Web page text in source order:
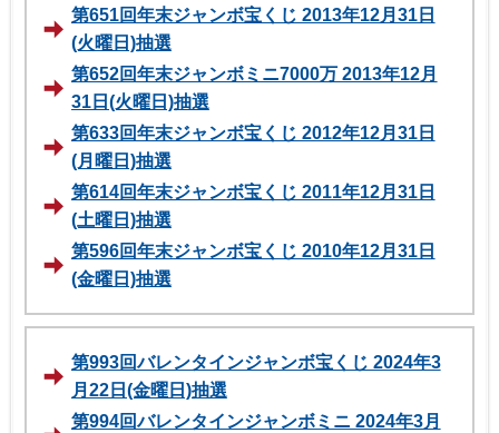
第651回年末ジャンボ宝くじ 2013年12月31日
(火曜日)抽選
第652回年末ジャンボミニ7000万 2013年12月
31日(火曜日)抽選
第633回年末ジャンボ宝くじ 2012年12月31日
(月曜日)抽選
第614回年末ジャンボ宝くじ 2011年12月31日
(土曜日)抽選
第596回年末ジャンボ宝くじ 2010年12月31日
(金曜日)抽選
第993回バレンタインジャンボ宝くじ 2024年3
月22日(金曜日)抽選
第994回バレンタインジャンボミニ 2024年3月